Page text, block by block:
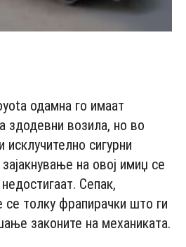
одамна го имаат
здодевни возила, но во
сигурни
на овој имиџ се
Сепак,
се толку фрапирачки што ги
законите на механиката.